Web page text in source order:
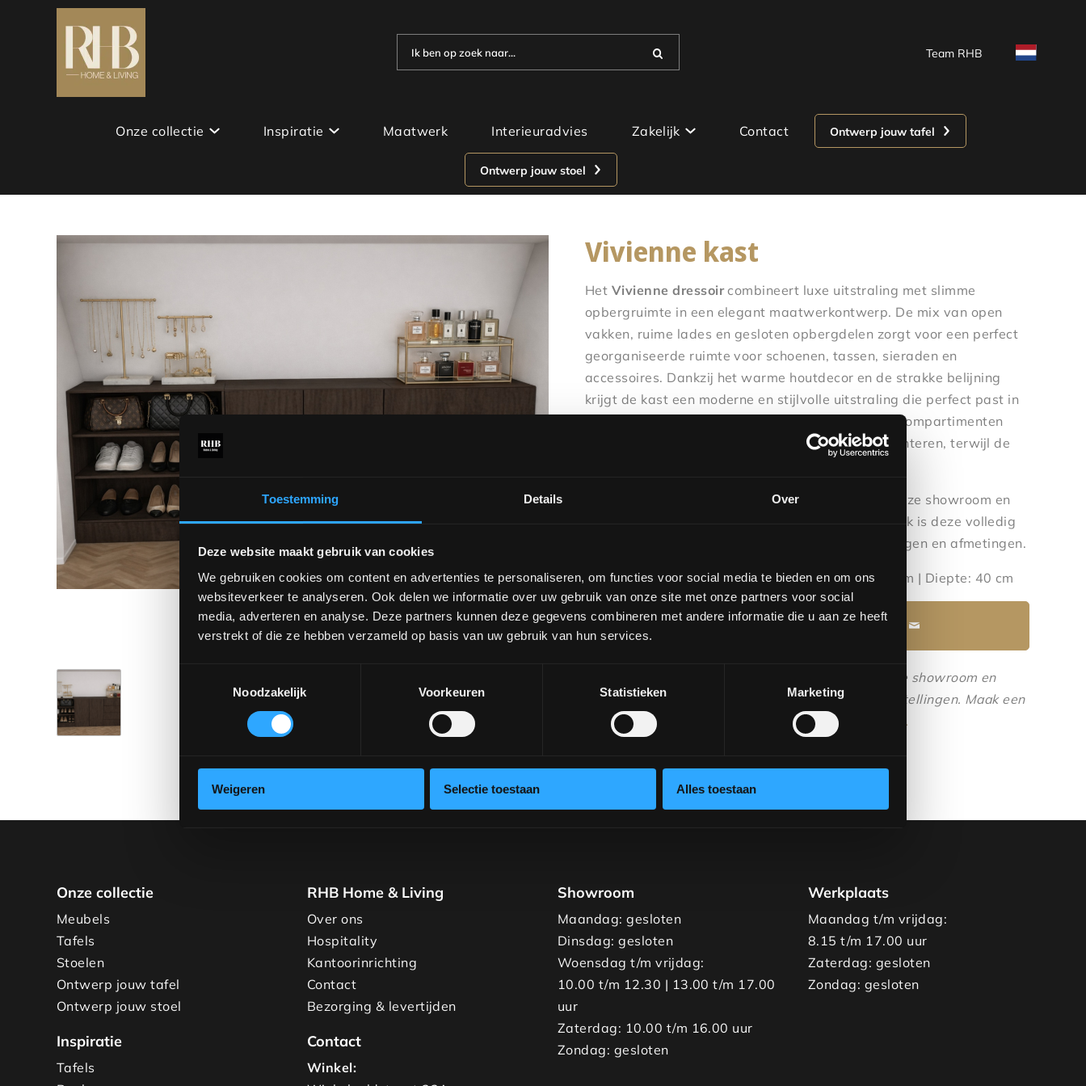
Toestemming Details Over
Deze website maakt gebruik van cookies
We gebruiken cookies om content en advertenties te personaliseren, om functies voor social media te bieden en om ons
websiteverkeer te analyseren. Ook delen we informatie over uw gebruik van onze site met onze partners voor social
media, adverteren en analyse. Deze partners kunnen deze gegevens combineren met andere informatie die u aan ze heeft
verstrekt of die ze hebben verzameld op basis van uw gebruik van hun services.
Noodzakelijk
Voorkeuren Statistieken Marketing
Weigeren Selectie toestaan Alles toestaan
Ik ben op zoek naar... Team RHB
Onze collectie Inspiratie Maatwerk Interieuradvies Zakelijk Contact Ontwerp jouw tafel
Ontwerp jouw stoel
Vivienne kast
Het Vivienne dressoircombineert luxe uitstraling met slimme
opbergruimte in een elegant maatwerkontwerp. De mix van open
vakken, ruime lades en gesloten opbergdelen zorgt voor een perfect
georganiseerde ruimte voor schoenen, tassen, sieraden en
accessoires. Dankzij het warme houtdecor en de strakke belijning
krijgt de kast een moderne en stijlvolle uitstraling die perfect past in
een dressing, slaapkamer of inloopkast. De open compartimenten
geven ruimte om favoriete items sfeervol te presenteren, terwijl de
Benieuwd naar de mogelijkheden? Kom langs in onze showroom en
ontdek het Vivienne dressoir. Dankzij het maatwerk is deze volledig
samen te stellen in verschillende kleuren, opstellingen en afmetingen.
Zoals getoond: Hoogte: 100 cm | Breedte: 310,8 cm | Diepte: 40 cm
Maak een afspraak
Wil je dit product in het echt bekijken? Bezoek onze showroom en
ontdek de verschillende materialen, kleuren en opstellingen. Maak een
afspraak via
verkoop@rhbvenlo.nlof077-3903542 .
Onze collectie
Meubels
Tafels
Stoelen
Ontwerp jouw tafel
Ontwerp jouw stoel
Inspiratie
Tafels
RHB Home & Living
Over ons
Hospitality
Kantoorinrichting
Contact
Bezorging & levertijden
Contact
Winkel:
Showroom
Maandag: gesloten
Dinsdag: gesloten
Woensdag t/m vrijdag:
10.00 t/m 12.30 | 13.00 t/m 17.00
uur
Zaterdag: 10.00 t/m 16.00 uur
Zondag: gesloten
Werkplaats
Maandag t/m vrijdag:
8.15 t/m 17.00 uur
Zaterdag: gesloten
Zondag: gesloten